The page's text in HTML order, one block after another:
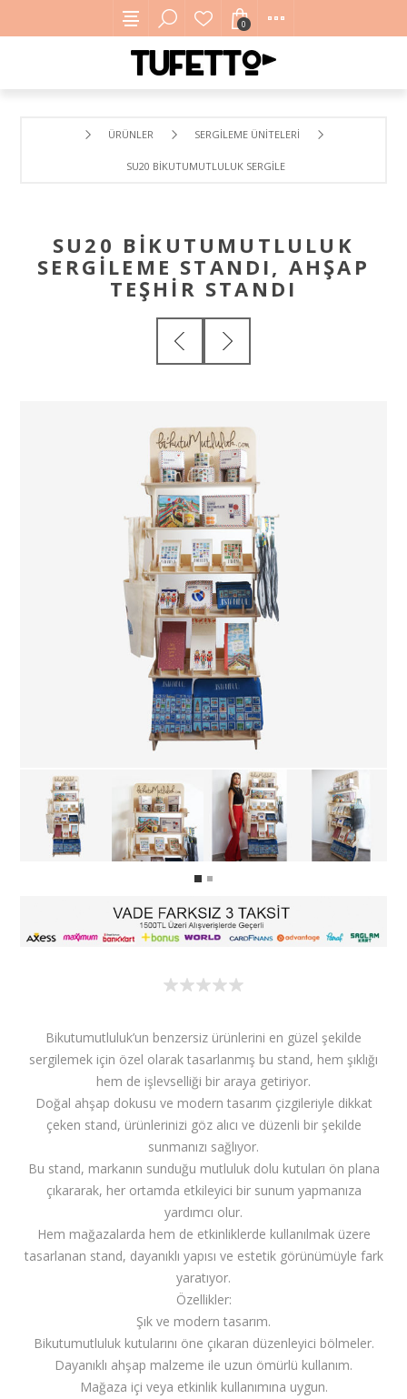
0
ÜRÜNLER SERGILEME ÜNITELERI
SU20 BIKUTUMUTLULUK SERGILEME STANDI, AHŞAP
SU20 BIKUTUMUTLULUK
SERGILEME STANDI, AHŞAP
TEŞHIR STANDI
Bikutumutluluk’un benzersiz ürünlerini en güzel şekilde
sergilemek için özel olarak tasarlanmış bu stand, hem şıklığı
hem de işlevselliği bir araya getiriyor.
Doğal ahşap dokusu ve modern tasarım çizgileriyle dikkat
çeken stand, ürünlerinizi göz alıcı ve düzenli bir şekilde
sunmanızı sağlıyor.
Bu stand, markanın sunduğu mutluluk dolu kutuları ön plana
çıkararak, her ortamda etkileyici bir sunum yapmanıza
yardımcı olur.
Hem mağazalarda hem de etkinliklerde kullanılmak üzere
tasarlanan stand, dayanıklı yapısı ve estetik görünümüyle fark
yaratıyor.
Özellikler:
Şık ve modern tasarım.
Bikutumutluluk kutularını öne çıkaran düzenleyici bölmeler.
Dayanıklı ahşap malzeme ile uzun ömürlü kullanım.
Mağaza içi veya etkinlik kullanımına uygun.